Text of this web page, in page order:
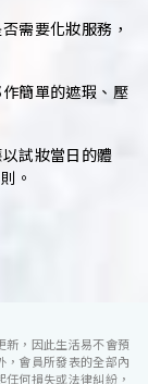
需要化妝服務，
簡單的遮瑕、壓
試妝當日的體
。
新，因此生活易不會預
，會員所發表的全部內
何損失或法律糾紛，